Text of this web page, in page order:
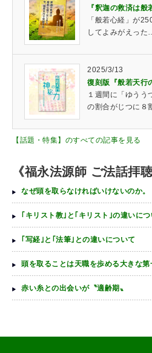
『釈迦の救済は
「般若心経」が
してよみがえった
2025/3/13
復刻版『般若天行
１週間に「ゆうう
の割合がじつに８
【話題・特集】のすべての記事を見る
《福永法源師 ご法話拝聴
なぜ頭を取らなければいけないのか。
｢キリスト教｣と｢キリスト｣の違いにつ
｢写経｣と｢法筆｣との違いについて
頭を取ることは天職を歩める大きな第
赤い糸との出会いが〝適齢期〟